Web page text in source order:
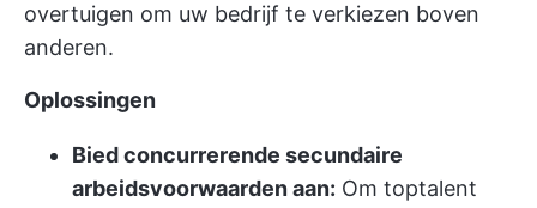
overtuigen om uw bedrijf te verkiezen boven
anderen.
Oplossingen
Bied concurrerende secundaire
arbeidsvoorwaarden aan: Om toptalent